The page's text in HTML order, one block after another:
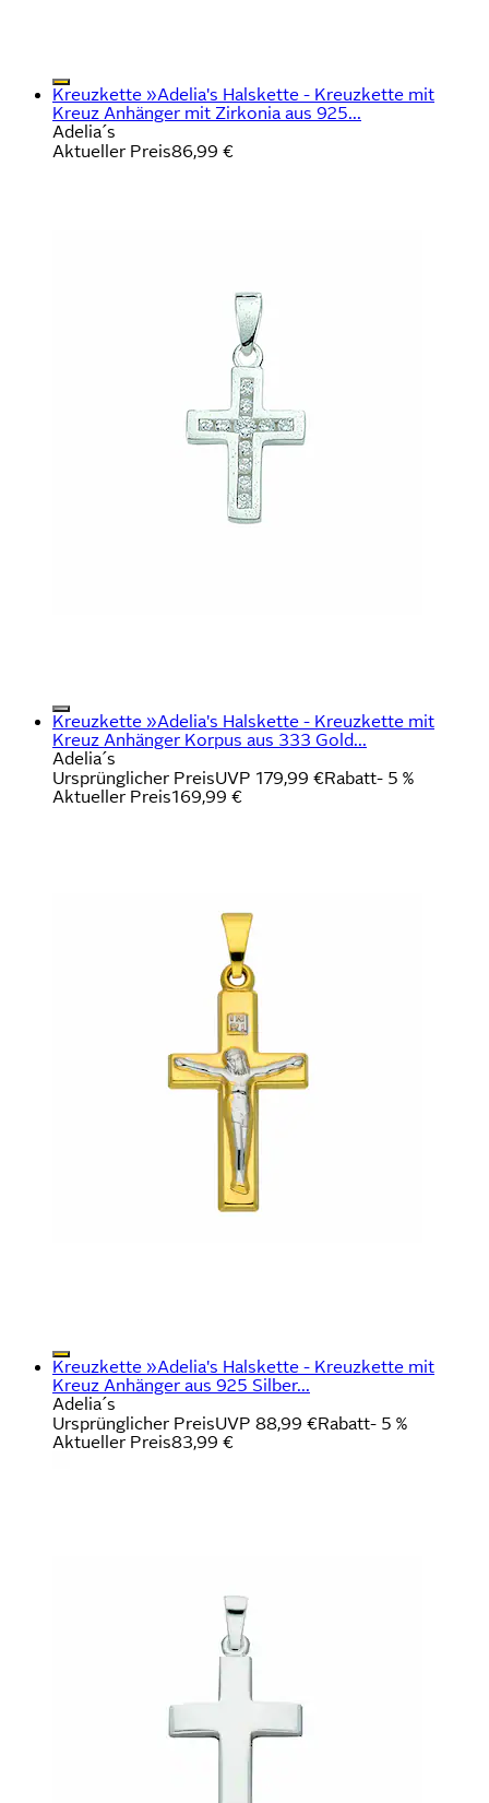
Kreuzkette »Adelia's Halskette - Kreuzkette mit
Kreuz Anhänger mit Zirkonia aus 925...
Adelia´s
Aktueller Preis86,99 €
Kreuzkette »Adelia's Halskette - Kreuzkette mit
Kreuz Anhänger Korpus aus 333 Gold...
Adelia´s
Ursprünglicher PreisUVP 179,99 €Rabatt- 5 %
Aktueller Preis169,99 €
Kreuzkette »Adelia's Halskette - Kreuzkette mit
Kreuz Anhänger aus 925 Silber...
Adelia´s
Ursprünglicher PreisUVP 88,99 €Rabatt- 5 %
Aktueller Preis83,99 €